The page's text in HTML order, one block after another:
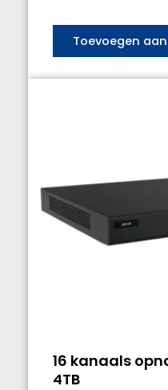
Toevoegen
16 kanaals
4TB